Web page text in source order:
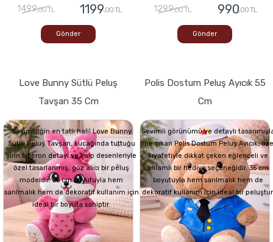
1499,00 TL 1199,00 TL
Gönder
1299,00 TL 990,00 TL
Gönder
Love Bunny Sütlü Peluş
Tavşan 35 Cm
Sevimliliğin en tatlı hali! Love Bunny
Sütlü Peluş Tavşan, kucağında tuttuğu
şirin biberon detayı ve kalp desenleriyle
özel tasarlanmış, göz alıcı bir peluş
modeldir. 35 cm boyutuyla hem
sarılmalık hem de dekoratif kullanım için
ideal bir boyuta sahiptir.
Polis Dostum Peluş Ayıcık 55
Cm
Sevimli görünümü ve detaylı
öne çıkan Polis Dostum Peluş Ayıcık,
kıyafetiyle dikkat çeken eğlenceli ve
anlamlı bir hediye seçeneğidir. 35 cm
boyutuyla hem sarılmalık hem de
dekoratif kullanım için ideal bir